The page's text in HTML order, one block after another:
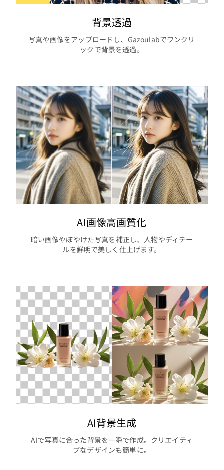
背景透過
写真や画像をアップロードし、Gazoulabでワンクリ
ックで背景を透過。
AI画像高画質化
暗い画像やぼやけた写真を補正し、人物やディテー
ルを鮮明で美しく仕上げます。
AI背景生成
AIで写真に合った背景を一瞬で作成。クリエイティ
ブなデザインも簡単に。